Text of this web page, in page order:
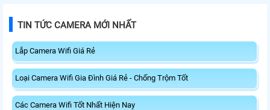
liệu nhanh, kết hợp WPA3 tăng
TIN TỨC CAMERA MỚI NHẤT
Lắp Camera Wifi Giá Rẻ
Loại Camera Wifi Gia Đình Giá Rẻ - Chống Trộm Tốt
Các Camera Wifi Tốt Nhất Hiện Nay